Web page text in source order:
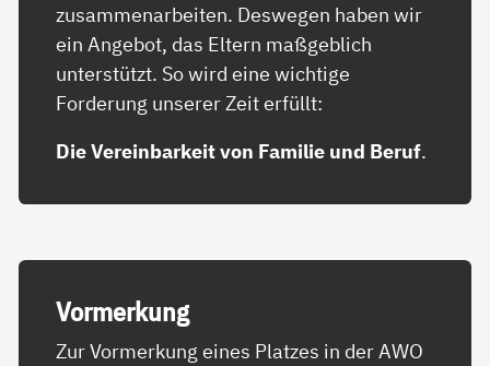
zusammenarbeiten. Deswegen haben wir
ein Angebot, das Eltern maßgeblich
unterstützt. So wird eine wichtige
Forderung unserer Zeit erfüllt:
Die Vereinbarkeit von Familie und Beruf.
Vor­mer­kung
Zur Vormerkung eines Platzes in der AWO